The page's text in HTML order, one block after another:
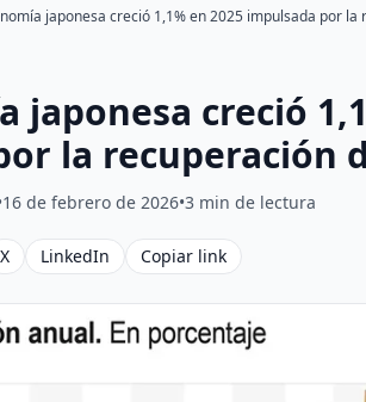
japonesa creció 1,1% en 2025 impulsada por
japonesa creció
la recuperación
16 de febrero de 2026•3 min de lectura
X LinkedIn Copiar link